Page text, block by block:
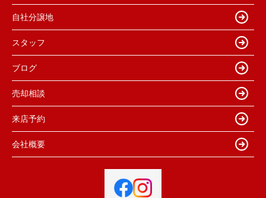
自社分譲地
スタッフ
ブログ
売却相談
来店予約
会社概要